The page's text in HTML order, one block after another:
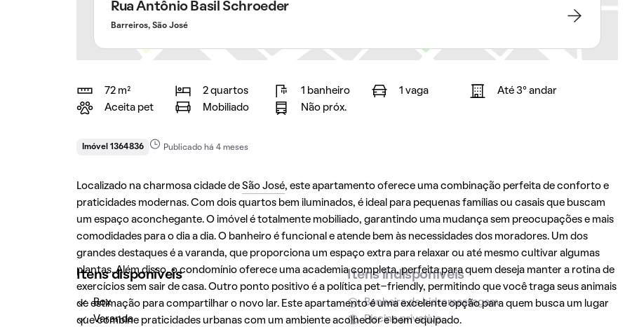
Rua Antônio Basil Schroeder
Barreiros, São José
72 m² 2 quartos 1 banheiro 1 vaga
Até 3° andar
Aceita pet
Mobiliado Não próx.
Imóvel 1364836 Publicado há 4 meses
Localizado na charmosa cidade de São José, este apartamento oferece uma combinação perfeita de conforto e
praticidades modernas. Com dois quartos bem iluminados, é ideal para pequenas famílias ou casais que buscam
um espaço aconchegante. O imóvel é totalmente mobiliado, garantindo uma mudança sem preocupações e mais
comodidades para o dia a dia. O banheiro é funcional e atende bem às necessidades dos moradores. Um dos
grandes destaques é a varanda, que proporciona um espaço extra para relaxar ou até mesmo cultivar algumas
plantas. Além disso, o condomínio oferece uma academia completa, perfeita para quem deseja manter a rotina de
exercícios sem sair de casa. Outro ponto positivo é a política pet-friendly, permitindo que você traga seus animais
de estimação para compartilhar o novo lar. Este apartamento é uma excelente opção para quem busca um lugar
que combine praticidades urbanas com um ambiente acolhedor e bem equipado.
Itens disponíveis
Box
Varanda
Itens indisponíveis
Banheira de hidromassagem
Piscina privativa